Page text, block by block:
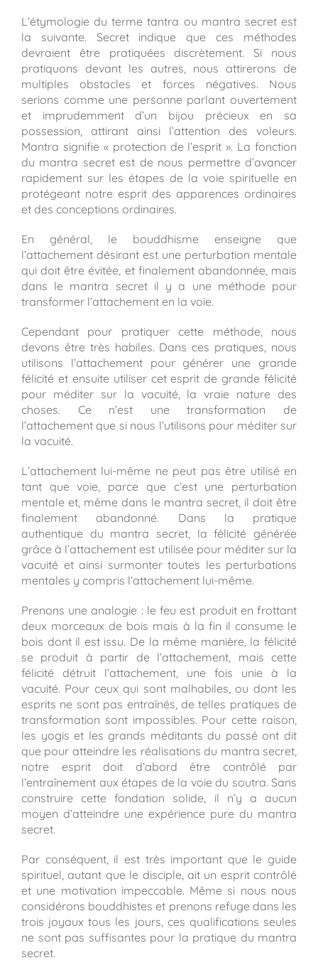
L’étymologie du terme tantra ou mantra secret est
la suivante. Secret indique que ces méthodes
devraient être pratiquées discrètement. Si nous
pratiquons devant les autres, nous attirerons de
multiples obstacles et forces négatives. Nous
serions comme une personne parlant ouvertement
et imprudemment d’un bijou précieux en sa
possession, attirant ainsi l’attention des voleurs.
Mantra signifie « protection de l’esprit ». La fonction
du mantra secret est de nous permettre d’avancer
rapidement sur les étapes de la voie spirituelle en
protégeant notre esprit des apparences ordinaires
et des conceptions ordinaires.
En général, le bouddhisme enseigne que
l’attachement désirant est une perturbation mentale
qui doit être évitée, et finalement abandonnée, mais
dans le mantra secret il y a une méthode pour
transformer l’attachement en la voie.
Cependant pour pratiquer cette méthode, nous
devons être très habiles. Dans ces pratiques, nous
utilisons l’attachement pour générer une grande
félicité et ensuite utiliser cet esprit de grande félicité
pour méditer sur la vacuité, la vraie nature des
choses. Ce n’est une transformation de
l’attachement que si nous l’utilisons pour méditer sur
la vacuité.
L’attachement lui-même ne peut pas être utilisé en
tant que voie, parce que c’est une perturbation
mentale et, même dans le mantra secret, il doit être
finalement abandonné. Dans la pratique
authentique du mantra secret, la félicité générée
grâce à l’attachement est utilisée pour méditer sur la
vacuité et ainsi surmonter toutes les perturbations
mentales y compris l’attachement lui-même.
Prenons une analogie : le feu est produit en frottant
deux morceaux de bois mais à la fin il consume le
bois dont il est issu. De la même manière, la félicité
se produit à partir de l’attachement, mais cette
félicité détruit l’attachement, une fois unie à la
vacuité. Pour ceux qui sont malhabiles, ou dont les
esprits ne sont pas entraînés, de telles pratiques de
transformation sont impossibles. Pour cette raison,
les yogis et les grands méditants du passé ont dit
que pour atteindre les réalisations du mantra secret,
notre esprit doit d’abord être contrôlé par
l’entraînement aux étapes de la voie du soutra. Sans
construire cette fondation solide, il n’y a aucun
moyen d’atteindre une expérience pure du mantra
secret.
Par conséquent, il est très important que le guide
spirituel, autant que le disciple, ait un esprit contrôlé
et une motivation impeccable. Même si nous nous
considérons bouddhistes et prenons refuge dans les
trois joyaux tous les jours, ces qualifications seules
ne sont pas suffisantes pour la pratique du mantra
secret.